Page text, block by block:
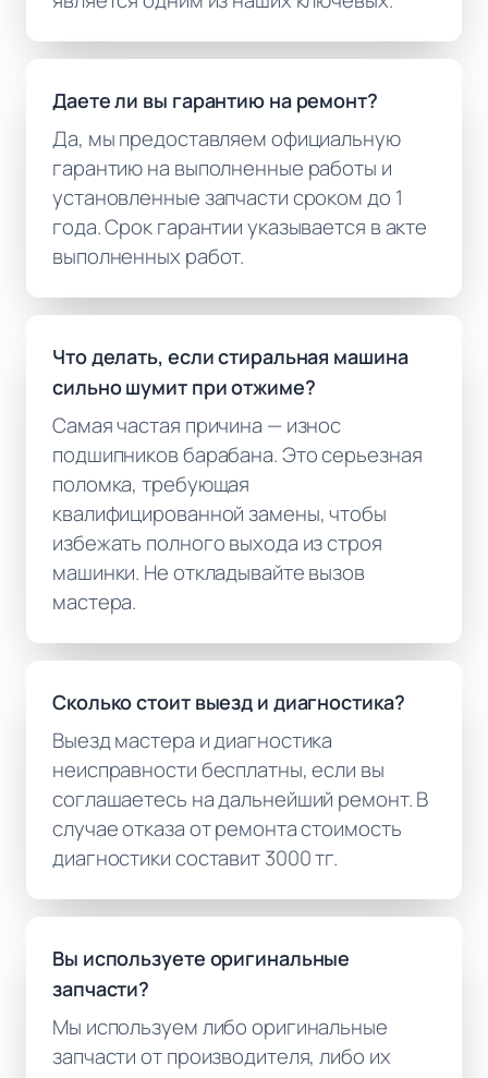
Даете ли вы гарантию на ремонт?
Да, мы предоставляем официальную
гарантию на выполненные работы и
установленные запчасти сроком до 1
года. Срок гарантии указывается в акте
выполненных работ.
Что делать, если стиральная машина
сильно шумит при отжиме?
Самая частая причина — износ
подшипников барабана. Это серьезная
поломка, требующая
квалифицированной замены, чтобы
избежать полного выхода из строя
машинки. Не откладывайте вызов
мастера.
Сколько стоит выезд и диагностика?
Выезд мастера и диагностика
неисправности бесплатны, если вы
соглашаетесь на дальнейший ремонт. В
случае отказа от ремонта стоимость
диагностики составит 3000 тг.
Вы используете оригинальные
запчасти?
Мы используем либо оригинальные
запчасти от производителя, либо их